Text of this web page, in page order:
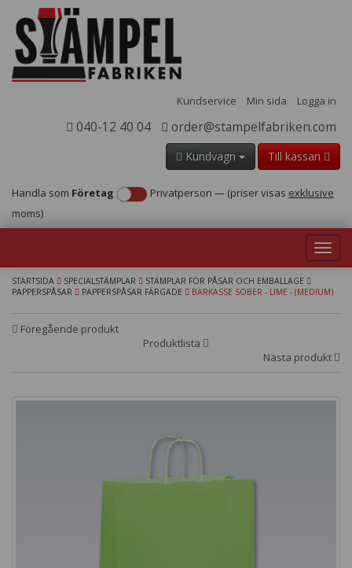
Kundservice Min sida Logga in
040-12 40 04 order@stampelfabriken.com
Kundvagn Till kassan
Handla som Företag Privatperson — (priser visas exklusive
moms)
STARTSIDA SPECIALSTÄMPLAR
STÄMPLAR FÖR PÅSAR OCH EMBALLAGE
PAPPERSPÅSAR
PAPPERSPÅSAR FÄRGADE BÄRKASSE SOBER - LIME - (MEDIUM)
Föregående produkt
Produktlista
Nästa produkt